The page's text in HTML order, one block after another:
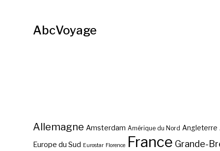
AbcVoyage
Allemagne Amsterdam Amérique du Nord Angleterre
Europe du Sud Eurostar Florence France Grande-